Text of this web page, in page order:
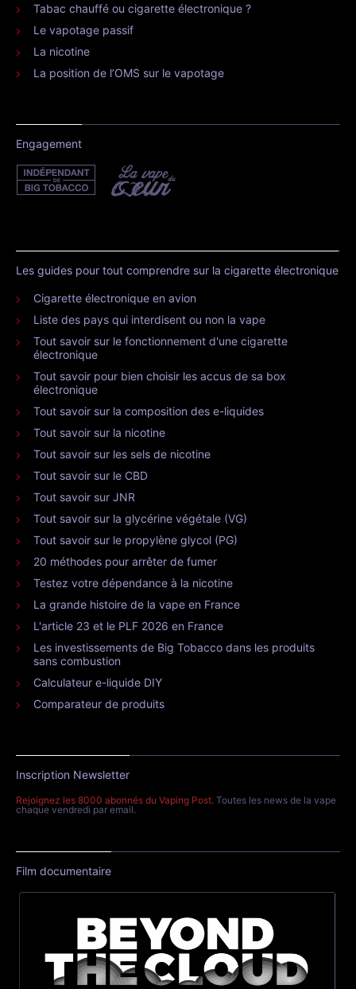
Tabac chauffé ou cigarette électronique ?
Le vapotage passif
La nicotine
La position de l’OMS sur le vapotage
Engagement
Les guides pour tout comprendre sur la cigarette électronique
Cigarette électronique en avion
Liste des pays qui interdisent ou non la vape
Tout savoir sur le fonctionnement d'une cigarette
électronique
Tout savoir pour bien choisir les accus de sa box
électronique
Tout savoir sur la composition des e-liquides
Tout savoir sur la nicotine
Tout savoir sur les sels de nicotine
Tout savoir sur le CBD
Tout savoir sur JNR
Tout savoir sur la glycérine végétale (VG)
Tout savoir sur le propylène glycol (PG)
20 méthodes pour arrêter de fumer
Testez votre dépendance à la nicotine
La grande histoire de la vape en France
L'article 23 et le PLF 2026 en France
Les investissements de Big Tobacco dans les produits
sans combustion
Calculateur e-liquide DIY
Comparateur de produits
Inscription Newsletter
Rejoignez les 8000 abonnés du Vaping Post. Toutes les news de la vape
chaque vendredi par email.
Film documentaire